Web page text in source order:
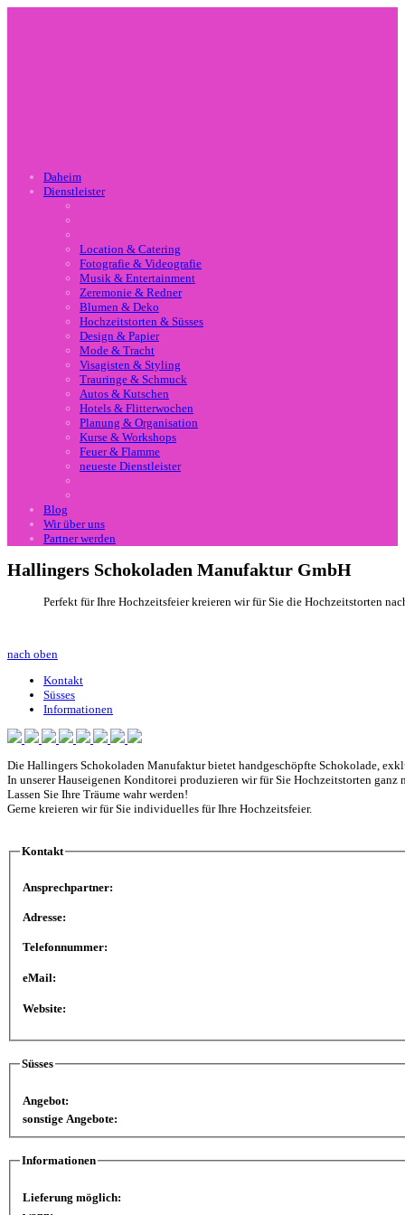
Daheim
Dienstleister
Location & Catering
Fotografie & Videografie
Musik & Entertainment
Zeremonie & Redner
Blumen & Deko
Hochzeitstorten & Süsses
Design & Papier
Mode & Tracht
Visagisten & Styling
Trauringe & Schmuck
Autos & Kutschen
Hotels & Flitterwochen
Planung & Organisation
Kurse & Workshops
Feuer & Flamme
neueste Dienstleister
Blog
Wir über uns
Partner werden
Hallingers Schokoladen Manufaktur GmbH
Perfekt für Ihre Hochzeitsfeier kreieren wir für Sie die Hochzeitstorten
nach oben
Kontakt
Süsses
Informationen
Die Hallingers Schokoladen Manufaktur bietet handgeschöpfte Schokolade,
In unserer Hauseigenen Konditorei produzieren wir für Sie Hochzeitstorten ganz
Lassen Sie Ihre Träume wahr werden!
Gerne kreieren wir für Sie individuelles für Ihre Hochzeitsfeier.
Kontakt
Ansprechpartner:
Adresse:
Telefonnummer:
eMail:
Website:
Süsses
Angebot:
sonstige Angebote:
Informationen
Lieferung möglich: